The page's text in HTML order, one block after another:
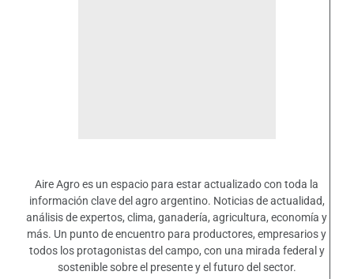
Aire Agro es un espacio para estar actualizado con toda la
información clave del agro argentino. Noticias de actualidad,
análisis de expertos, clima, ganadería, agricultura, economía y
más. Un punto de encuentro para productores, empresarios y
todos los protagonistas del campo, con una mirada federal y
sostenible sobre el presente y el futuro del sector.